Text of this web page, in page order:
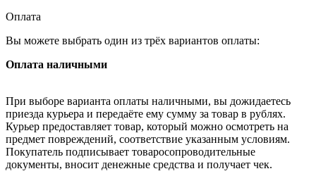
Оплата
Вы можете выбрать один из трёх вариантов оплаты:
Оплата наличными
При выборе варианта оплаты наличными, вы дожидаетесь
приезда курьера и передаёте ему сумму за товар в рублях.
Курьер предоставляет товар, который можно осмотреть на
предмет повреждений, соответствие указанным условиям.
Покупатель подписывает товаросопроводительные
документы, вносит денежные средства и получает чек.